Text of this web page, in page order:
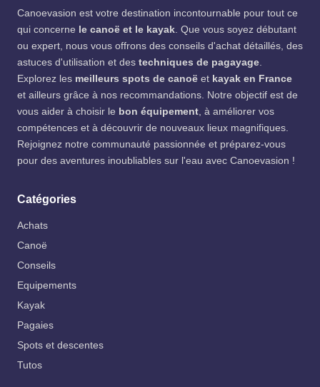
Canoevasion est votre destination incontournable pour tout ce
qui concerne le canoë et le kayak. Que vous soyez débutant
ou expert, nous vous offrons des conseils d'achat détaillés, des
astuces d'utilisation et des techniques de pagayage.
Explorez les meilleurs spots de canoë et kayak en France
et ailleurs grâce à nos recommandations. Notre objectif est de
vous aider à choisir le bon équipement, à améliorer vos
compétences et à découvrir de nouveaux lieux magnifiques.
Rejoignez notre communauté passionnée et préparez-vous
pour des aventures inoubliables sur l'eau avec Canoevasion !
Catégories
Achats
Canoë
Conseils
Equipements
Kayak
Pagaies
Spots et descentes
Tutos